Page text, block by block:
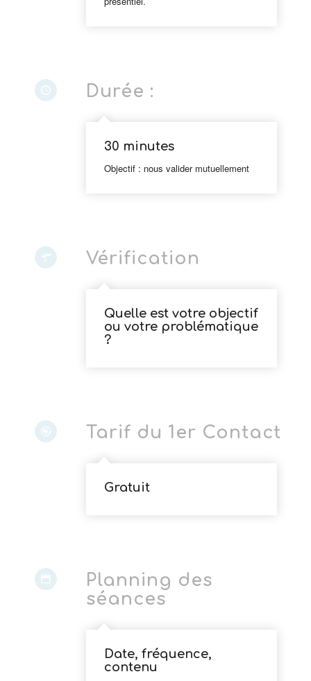
Durée :
30 minutes
Objectif : nous valider mutuellement
Vérification
Quelle est votre objectif
ou votre problématique
?
Tarif du 1er Contact
Gratuit
Planning des
séances
Date, fréquence,
contenu